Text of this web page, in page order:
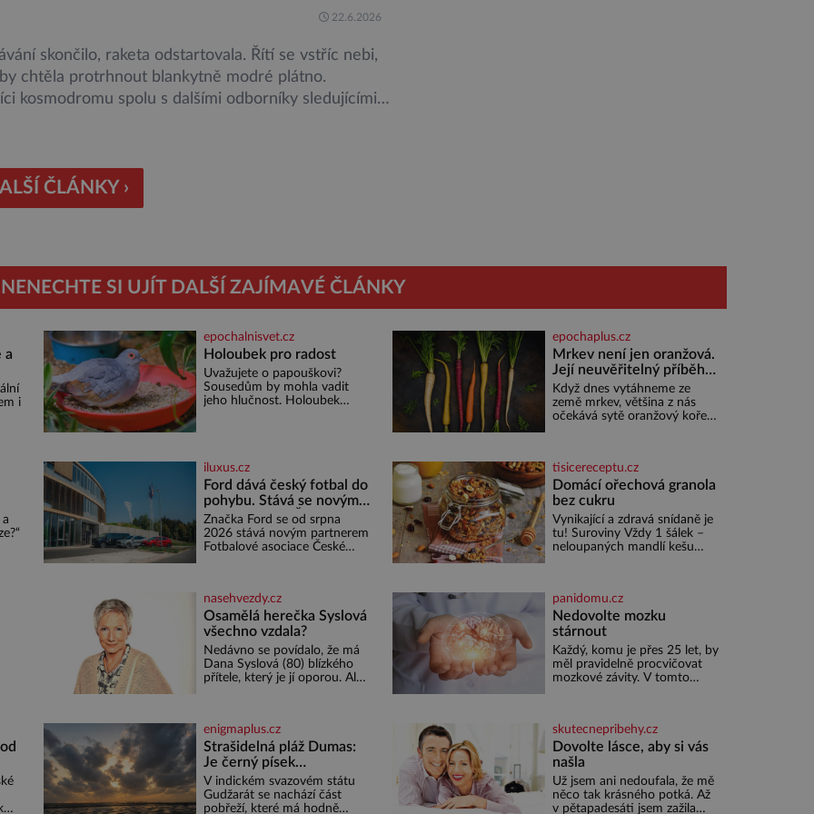
22.6.2026
skončilo, raketa odstartovala. Řítí se vstříc nebi,
chtěla protrhnout blankytně modré plátno.
kosmodromu spolu s dalšími odborníky sledujícími
vesmírných misí, […]
ČLÁNKY ›
NENECHTE SI UJÍT DALŠÍ ZAJÍMAVÉ ČLÁNKY
a
i
epochalnisvet.cz
Holoubek pro radost
Uvažujete o papouškovi?
Sousedům by mohla vadit
jeho hlučnost. Holoubek
se o nenáročného klidného
ptáčka, který většinu dne jen
posedává. Hodně času tráví
na zemi, kde sbírá zbytky
semínek Jeho domovinou je
prakticky celá Austrálie s
výjimkou pobřežní oblasti.
epochaplus.cz
Mrkev není jen oranžová.
Její neuvěřitelný příběh
začíná fialovou barvou
Když dnes vytáhneme ze
země mrkev, většina z nás
očekává sytě oranžový kořen.
bílá, někdy dokonce téměř
černá. Až díky stovkám let
pečlivého šlechtění se z ní
stává zelenina, bez které si
českou zahradu ani
nedokážeme představit. Její
příběh je
iluxus.cz
Ford dává český fotbal do
pohybu. Stává se novým
partnerem FAČR
Značka Ford se od srpna
2026 stává novým partnerem
Fotbalové asociace České
týmů i českého fotbalu v
regionech. Partner
tisicereceptu.cz
Domácí ořechová granola
bez cukru
Vynikající a zdravá snídaně je
tu! Suroviny Vždy 1 šálek –
neloupaných mandlí kešu
ovesných vloček 1 lžíce mlet
nasehvezdy.cz
Osamělá herečka Syslová
všechno vzdala?
Nedávno se povídalo, že má
Dana Syslová (80) blízkého
přítele, který je jí oporou. Ale
odchodu. Dohnala ji snad
samota? Půs
panidomu.cz
Nedovolte mozku
stárnout
Každý, komu je přes 25 let, by
měl pravidelně procvičovat
mozkové závity. V tomto
na jméno kolegy z práce.
Nebo marně v paměti lovíte
název knížky, kterou jste
nedávno přečetli. Je to
opravdu tak, s věkem jako
kdyby se paměť rozhodla
enigmaplus.cz
Strašidelná pláž Dumas:
Je černý písek
podhoubím, ze kterého
roste zlo?
V indickém svazovém státu
Gudžarát se nachází část
pobřeží, které má hodně
skutecnepribehy.cz
Dovolte lásce, aby si vás
našla
Už jsem ani nedoufala, že mě
něco tak krásného potká. Až
v pětapadesáti jsem zažila